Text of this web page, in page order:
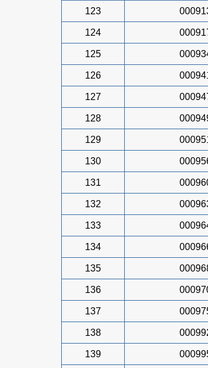
123
124
125
126
127
128
129
130
131
132
133
134
135
136
137
138
139